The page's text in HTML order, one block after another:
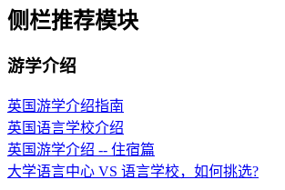
侧栏推荐模块
游学介绍
英国游学介绍指南
英国语言学校介绍
英国游学介绍 -- 住宿篇
大学语言中心 VS 语言学校，如何挑选?